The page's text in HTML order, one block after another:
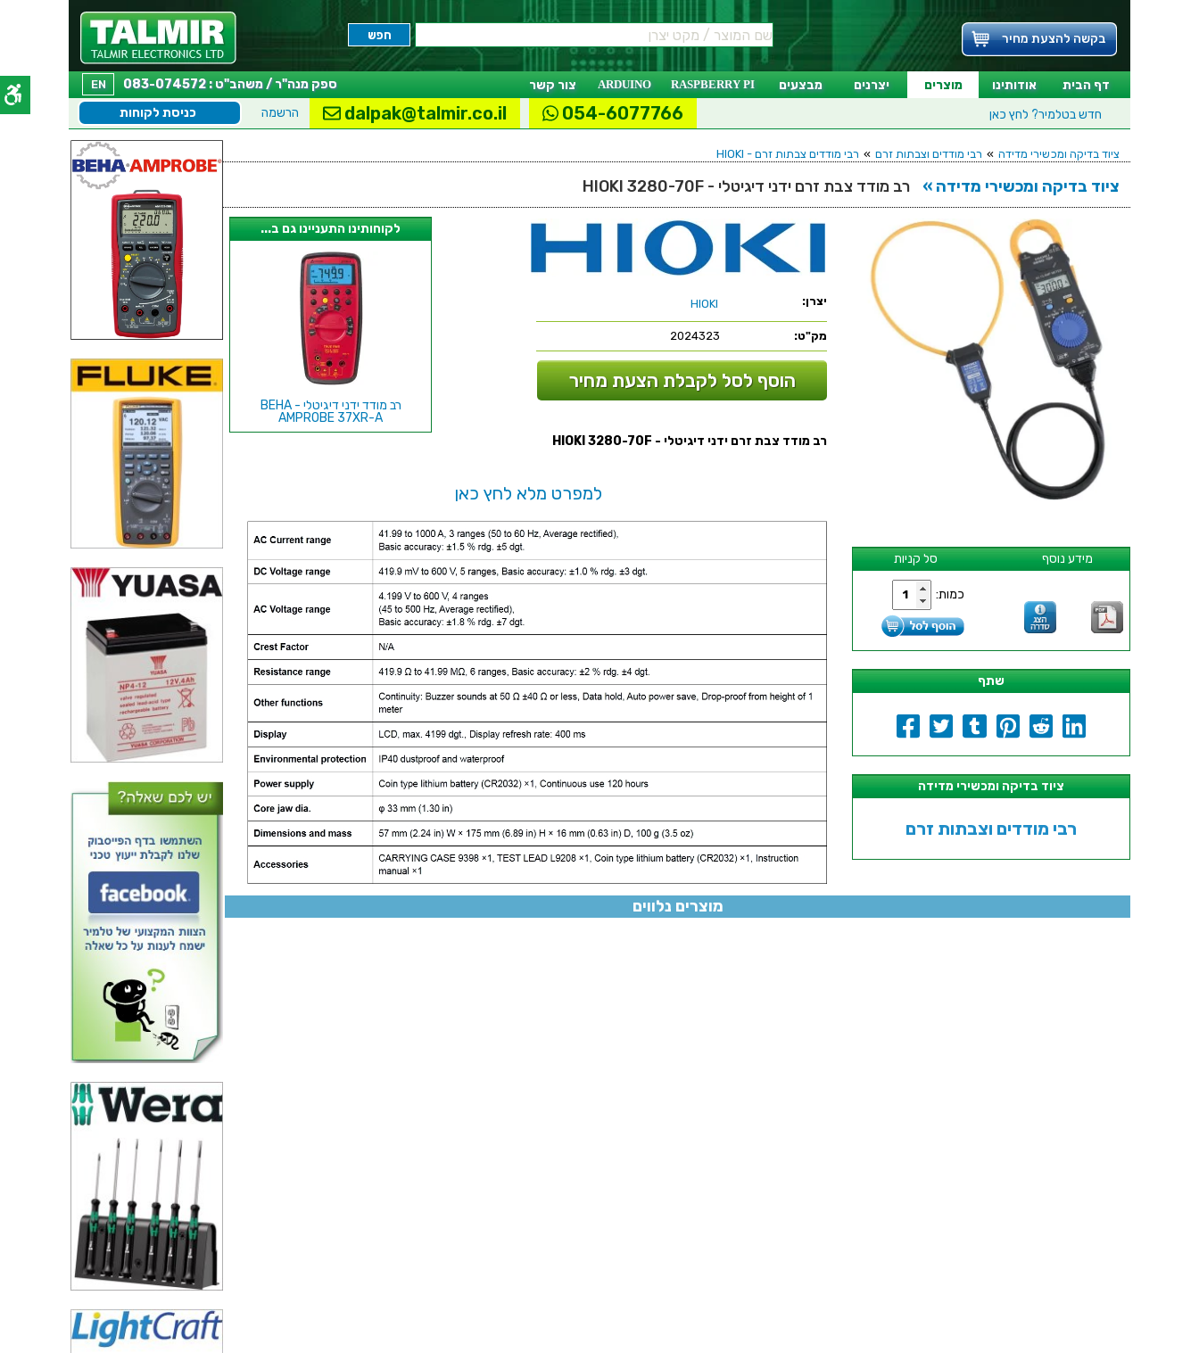
בקשה להצעת מחיר
דף הבית אודותינו מוצרים יצרנים מבצעים RASPBERRY PI
ARDUINO צור קשר EN
ספק מנה"ר / משהב"ט : 083-074572
חדש בטלמיר? לחץ כאן כניסת לקוחות הרשמה dalpak@talmir.co.il 054-6077766
ציוד בדיקה ומכשירי מדידה » רבי מודדים וצבתות זרם » רבי מודדים צבתות זרם - HIOKI
ציוד בדיקה ומכשירי מדידה » רב מודד צבת זרם ידני דיגיטלי - HIOKI 3280-70F
סל קניות מידע נוסף
כמות:
שתף
ציוד בדיקה ומכשירי מדידה
רבי מודדים וצבתות זרם
יצרן: HIOKI
מק"ט: 2024323
הוסף לסל לקבלת הצעת מחיר
לקוחותינו התעניינו גם ב...
רב מודד ידני דיגיטלי - BEHA
AMPROBE 37XR-A
רב מודד ידני דיגיטלי - EXTECH
רב מודד צבת זרם ידני דיגיטלי - HIOKI 3280-70F
למפרט מלא לחץ כאן
מוצרים נלווים